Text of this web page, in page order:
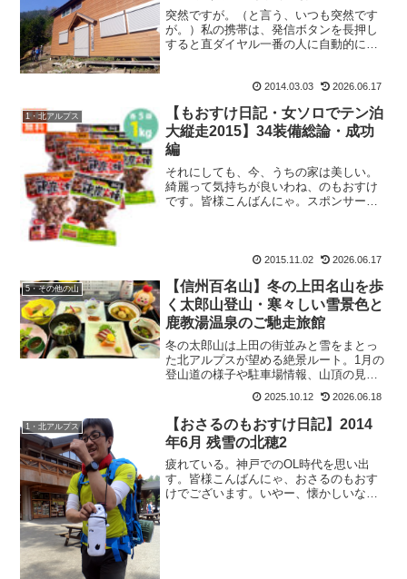
突然ですが。（と言う、いつも突然です
が。）私の携帯は、発信ボタンを長押し
すると直ダイヤル一番の人に自動的にか
because何故なら。山で滑落とか道迷い
とか遭難した時に、も：...
2014.03.03 2026.06.17
1・北アルプス
【もおすけ日記・女ソロでテン泊
大縦走2015】34装備総論・成功
編
それにしても、今、うちの家は美しい。
綺麗って気持ちが良いわね、のもおすけ
です。皆様こんばんにゃ。スポンサーリ
ノは減っていて、その分、掃...
2015.11.02 2026.06.17
5・その他の山
【信州百名山】冬の上田名山を歩
く太郎山登山・寒々しい雪景色と
鹿教湯温泉のご馳走旅館
冬の太郎山は上田の街並みと雪をまとっ
た北アルプスが望める絶景ルート。1月の
登山道の様子や駐車場情報、山頂の見ど
2025.10.12 2026.06.18
1・北アルプス
【おさるのもおすけ日記】2014
年6月 残雪の北穂2
疲れている。神戸でのOL時代を思い出
す。皆様こんばんにゃ、おさるのもおす
けでございます。いやー、懐かしいなー